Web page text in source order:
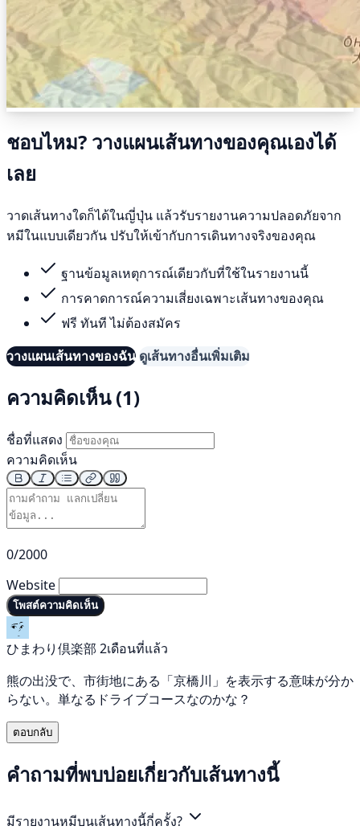
ชอบไหม? วางแผนเส้นทางของคุณเองได้
เลย
วาดเส้นทางใดก็ได้ในญี่ปุ่น แล้วรับรายงานความปลอดภัยจาก
หมีในแบบเดียวกัน ปรับให้เข้ากับการเดินทางจริงของคุณ
ฐานข้อมูลเหตุการณ์เดียวกับที่ใช้ในรายงานนี้
การคาดการณ์ความเสี่ยงเฉพาะเส้นทางของคุณ
ฟรี ทันที ไม่ต้องสมัคร
วางแผนเส้นทางของฉัน ดูเส้นทางอื่นเพิ่มเติม
ความคิดเห็น (1)
ชื่อที่แสดง
ความคิดเห็น
0/2000
Website
โพสต์ความคิดเห็น
ひまわり倶楽部 2เดือนที่แล้ว
熊の出没で、市街地にある「京橋川」を表示する意味が分か
らない。単なるドライブコースなのかな？
ตอบกลับ
คำถามที่พบบ่อยเกี่ยวกับเส้นทางนี้
มีรายงานหมีบนเส้นทางนี้กี่ครั้ง?